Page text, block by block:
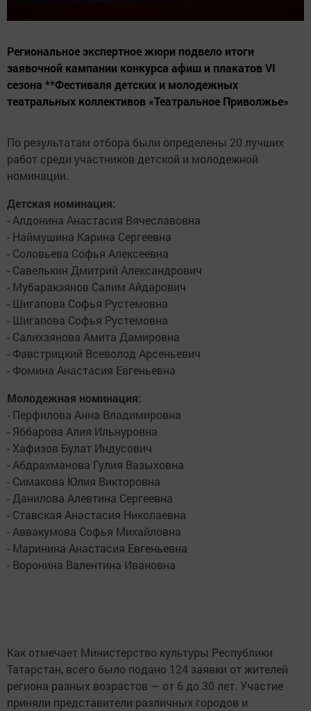
Региональное экспертное жюри подвело итоги
заявочной кампании конкурса афиш и плакатов VI
сезона **Фестиваля детских и молодежных
театральных коллективов «Театральное Приволжье»
По результатам отбора были определены 20 лучших
работ среди участников детской и молодежной
номинации.
Детская номинация:
- Алдонина Анастасия Вячеславовна
- Наймушина Карина Сергеевна
- Соловьева Софья Алексеевна
- Савелькин Дмитрий Александрович
- Мубаракзянов Салим Айдарович
- Шигапова Софья Рустемовна
- Шигапова Софья Рустемовна
- Салихзянова Амита Дамировна
- Фавстрицкий Всеволод Арсеньевич
- Фомина Анастасия Евгеньевна
Молодежная номинация:
- Перфилова Анна Владимировна
- Яббарова Алия Ильнуровна
- Хафизов Булат Индусович
- Абдрахманова Гулия Вазыховна
- Симакова Юлия Викторовна
- Данилова Алевтина Сергеевна
- Ставская Анастасия Николаевна
- Аввакумова Софья Михайловна
- Маринина Анастасия Евгеньевна
- Воронина Валентина Ивановна
Как отмечает Министерство культуры Республики
Татарстан, всего было подано 124 заявки от жителей
региона разных возрастов — от 6 до 30 лет. Участие
приняли представители различных городов и